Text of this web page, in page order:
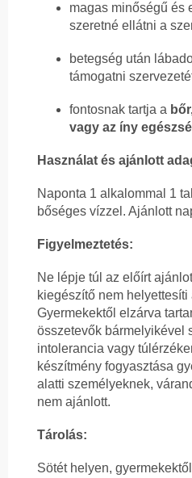
magas minőségű és
szeretné ellátni a
betegség után
támogatni
fontosnak tartja a
vagy az íny
Használat és ajánlott
Naponta 1 alkalommal 1
bőséges vízzel. Ajánlott
Figyelmeztetés:
Ne lépje túl az előírt
kiegészítő nem
Gyermekektől elzárva
összetevők bármelyikével
intolerancia vagy
készítmény fogyasztása
alatti személyeknek,
nem ajánlott.
Tárolás:
Sötét helyen,